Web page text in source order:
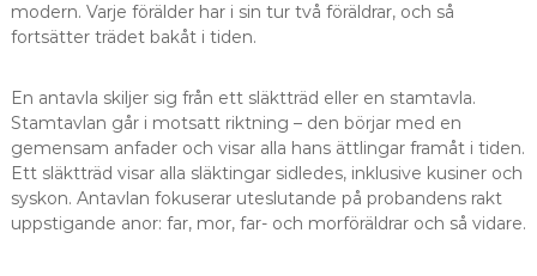
modern. Varje förälder har i sin tur två föräldrar, och så
fortsätter trädet bakåt i tiden.
En antavla skiljer sig från ett släktträd eller en stamtavla.
Stamtavlan går i motsatt riktning – den börjar med en
gemensam anfader och visar alla hans ättlingar framåt i tiden.
Ett släktträd visar alla släktingar sidledes, inklusive kusiner och
syskon. Antavlan fokuserar uteslutande på probandens rakt
uppstigande anor: far, mor, far- och morföräldrar och så vidare.